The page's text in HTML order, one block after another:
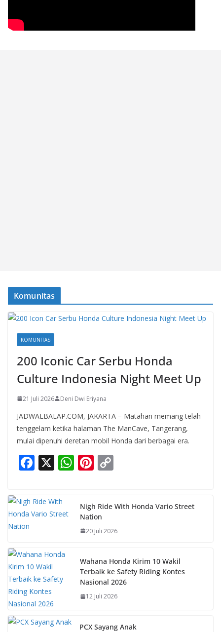
Komunitas
KOMUNITAS
200 Iconic Car Serbu Honda
Culture Indonesia Night Meet Up
21 Juli 2026 Deni Dwi Eriyana
JADWALBALAP.COM, JAKARTA – Matahari memang telah
tenggelam ketika halaman The ManCave, Tangerang,
mulai dipenuhi deretan mobil Honda dari berbagai era.
F
e
b
k
X W
s
A
p
Pi
e
st
y
Li
k
Nigh Ride With Honda Vario Street
Nation
20 Juli 2026
Wahana Honda Kirim 10 Wakil
Terbaik ke Safety Riding Kontes
Nasional 2026
12 Juli 2026
PCX Sayang Anak